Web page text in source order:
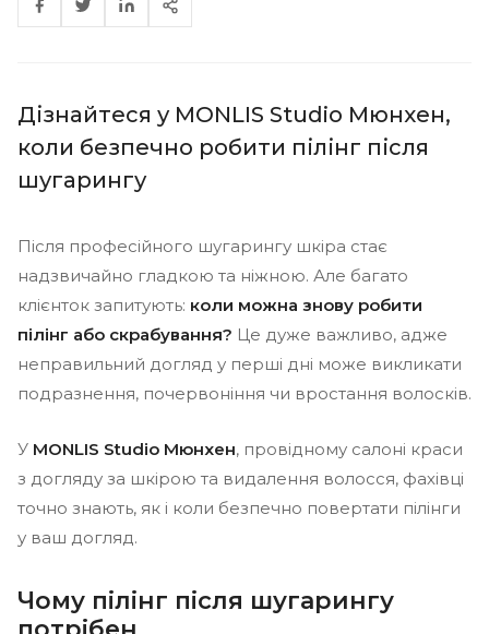
Дізнайтеся у MONLIS Studio Мюнхен,
коли безпечно робити пілінг після
шугарингу
Після професійного шугарингу шкіра стає
надзвичайно гладкою та ніжною. Але багато
клієнток запитують: коли можна знову робити
пілінг або скрабування? Це дуже важливо, адже
неправильний догляд у перші дні може викликати
подразнення, почервоніння чи вростання волосків.
У MONLIS Studio Мюнхен, провідному салоні краси
з догляду за шкірою та видалення волосся, фахівці
точно знають, як і коли безпечно повертати пілінги
у ваш догляд.
Чому пілінг після шугарингу